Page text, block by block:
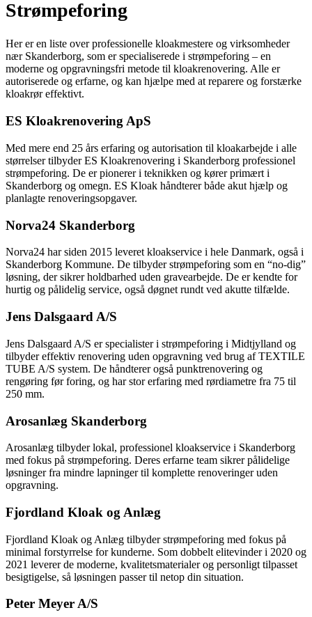
Strømpeforing
Her er en liste over professionelle kloakmestere og virksomheder
nær Skanderborg, som er specialiserede i strømpeforing – en
moderne og opgravningsfri metode til kloakrenovering. Alle er
autoriserede og erfarne, og kan hjælpe med at reparere og forstærke
kloakrør effektivt.
ES Kloakrenovering ApS
Med mere end 25 års erfaring og autorisation til kloakarbejde i alle
størrelser tilbyder ES Kloakrenovering i Skanderborg professionel
strømpeforing. De er pionerer i teknikken og kører primært i
Skanderborg og omegn. ES Kloak håndterer både akut hjælp og
planlagte renoveringsopgaver.
Norva24 Skanderborg
Norva24 har siden 2015 leveret kloakservice i hele Danmark, også i
Skanderborg Kommune. De tilbyder strømpeforing som en “no-dig”
løsning, der sikrer holdbarhed uden gravearbejde. De er kendte for
hurtig og pålidelig service, også døgnet rundt ved akutte tilfælde.
Jens Dalsgaard A/S
Jens Dalsgaard A/S er specialister i strømpeforing i Midtjylland og
tilbyder effektiv renovering uden opgravning ved brug af TEXTILE
TUBE A/S system. De håndterer også punktrenovering og
rengøring før foring, og har stor erfaring med rørdiametre fra 75 til
250 mm.
Arosanlæg Skanderborg
Arosanlæg tilbyder lokal, professionel kloakservice i Skanderborg
med fokus på strømpeforing. Deres erfarne team sikrer pålidelige
løsninger fra mindre lapninger til komplette renoveringer uden
opgravning.
Fjordland Kloak og Anlæg
Fjordland Kloak og Anlæg tilbyder strømpeforing med fokus på
minimal forstyrrelse for kunderne. Som dobbelt elitevinder i 2020 og
2021 leverer de moderne, kvalitetsmaterialer og personligt tilpasset
besigtigelse, så løsningen passer til netop din situation.
Peter Meyer A/S